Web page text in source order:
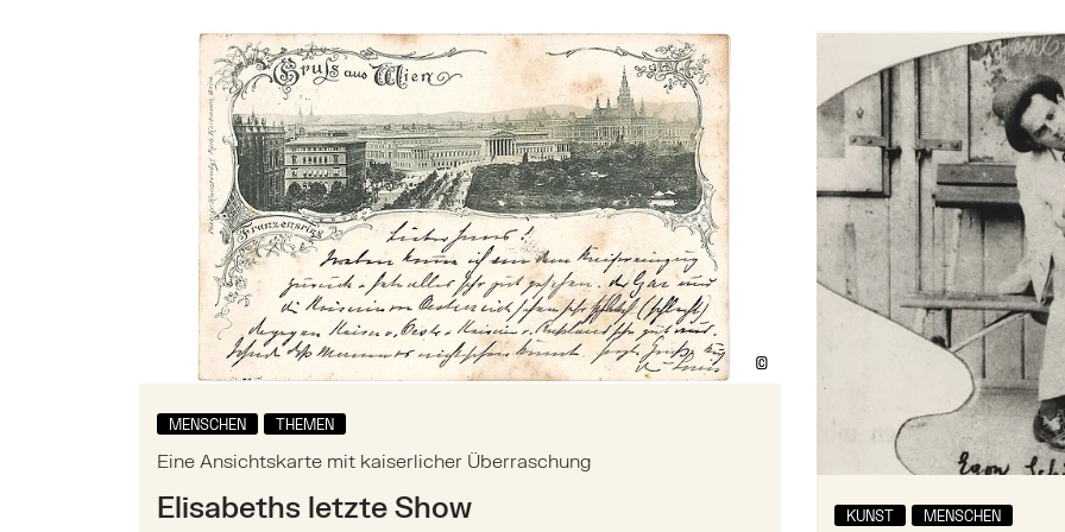
© Bildtext anzeigen/ausblenden
MENSCHEN THEMEN
Eine Ansichtskarte mit kaiserlicher Überraschung
Elisabeths letzte Show
Mehr zu: Eine Ansichtskarte mit kaiserlicher Überraschung
KUNST MENSCHEN
Mehr zu: Aus den